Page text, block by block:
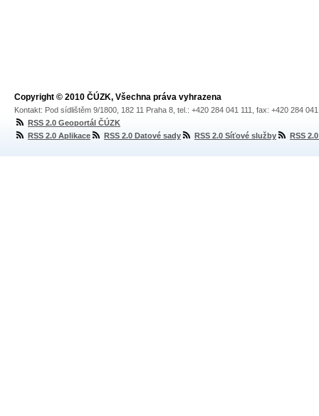
Copyright © 2010 ČÚZK, Všechna práva vyhrazena
Kontakt: Pod sídlištěm 9/1800, 182 11 Praha 8, tel.: +420 284 041 111, fax: +420 284
RSS 2.0 Geoportál ČÚZK
RSS 2.0 Aplikace
RSS 2.0 Datové sady RSS 2.0 Síťové služby RSS